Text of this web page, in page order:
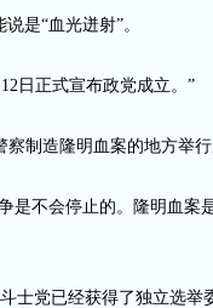
是“血光迸射”。
日正式宣布政党成立。”
制造隆明血案的地方举行
不会停止的。隆明血案
士党已经获得了独立选举